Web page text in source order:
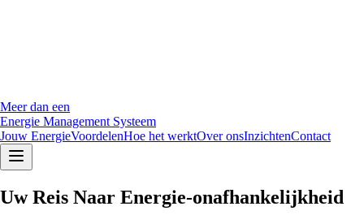
Meer dan een
Energie Management Systeem
Jouw EnergieVoordelenHoe het werktOver onsInzichtenContact
Uw Reis Naar Energie-onafhankelijkheid